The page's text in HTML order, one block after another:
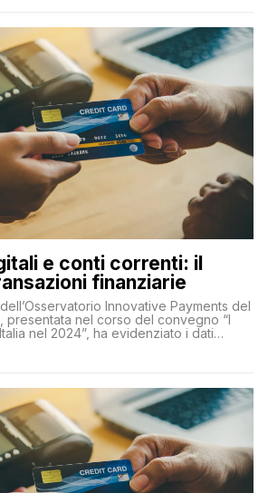
e conti correnti: il
finanziarie
Innovative Payments del
presentata nel corso del convegno “I
nel 2024”, ha evidenziato i dati
2024 relativamente alle